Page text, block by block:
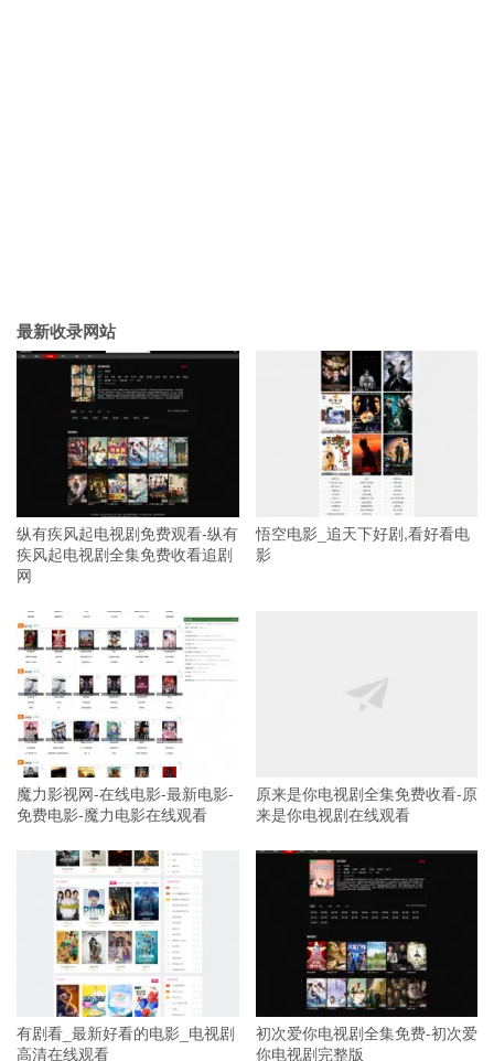
最新收录网站
纵有疾风起电视剧免费观看-纵有
疾风起电视剧全集免费收看追剧
网
悟空电影_追天下好剧,看好看电
影
魔力影视网-在线电影-最新电影-
免费电影-魔力电影在线观看
原来是你电视剧全集免费收看-原
来是你电视剧在线观看
有剧看_最新好看的电影_电视剧
高清在线观看
初次爱你电视剧全集免费-初次爱
你电视剧完整版